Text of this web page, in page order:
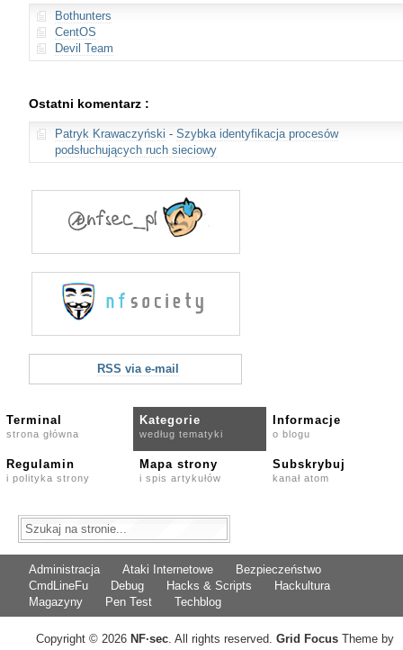
Bothunters
CentOS
Devil Team
Ostatni komentarz :
Patryk Krawaczyński - Szybka identyfikacja procesów
podsłuchujących ruch sieciowy
RSS via e-mail
Terminal
strona główna
Kategorie
według tematyki
Informacje
o blogu
Regulamin
i polityka strony
Mapa strony
i spis artykułów
Subskrybuj
kanał atom
Administracja Ataki Internetowe
Bezpieczeństwo
CmdLineFu
Debug Hacks & Scripts
Hackultura
Magazyny
Pen Test Techblog
Copyright © 2026 NF·sec. All rights reserved. Grid Focus Theme by